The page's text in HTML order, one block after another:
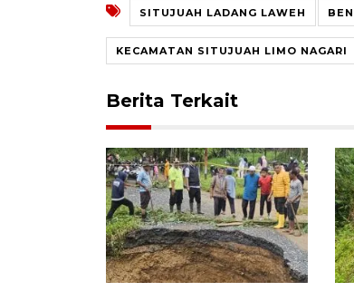
SITUJUAH LADANG LAWEH
KECAMATAN SITUJUAH LIMO NAGARI
Berita Terkait